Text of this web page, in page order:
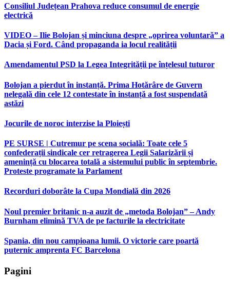
Consiliul Județean Prahova reduce consumul de energie
electrică
VIDEO – Ilie Bolojan și minciuna despre „oprirea voluntară” a
Dacia și Ford. Când propaganda ia locul realității
Amendamentul PSD la Legea Integrității pe înțelesul tuturor
Bolojan a pierdut în instanță. Prima Hotărâre de Guvern
nelegală din cele 12 contestate în instanță a fost suspendată
astăzi
Jocurile de noroc interzise la Ploiești
PE SURSE | Cutremur pe scena socială: Toate cele 5
confederații sindicale cer retragerea Legii Salarizării și
amenință cu blocarea totală a sistemului public în septembrie.
Proteste programate la Parlament
Recorduri doborâte la Cupa Mondială din 2026
Noul premier britanic n-a auzit de „metoda Bolojan” – Andy
Burnham elimină TVA de pe facturile la electricitate
Spania, din nou campioana lumii. O victorie care poartă
puternic amprenta FC Barcelona
Pagini